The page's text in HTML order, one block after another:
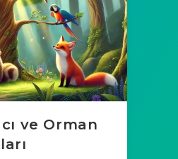
ve Orman